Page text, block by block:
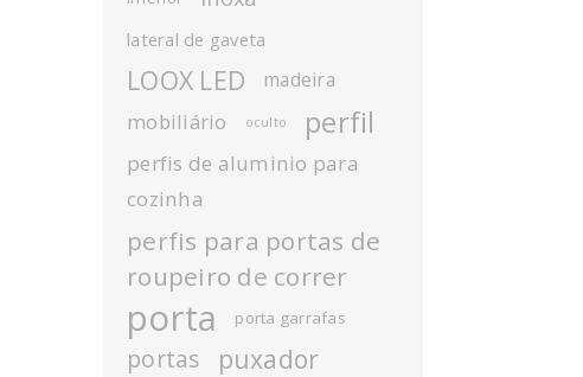
lateral de gaveta
LOOX LED madeira
mobiliário oculto perfil
perfis de aluminio para
cozinha
perfis para portas de
roupeiro de correr
porta porta garrafas
portas puxador